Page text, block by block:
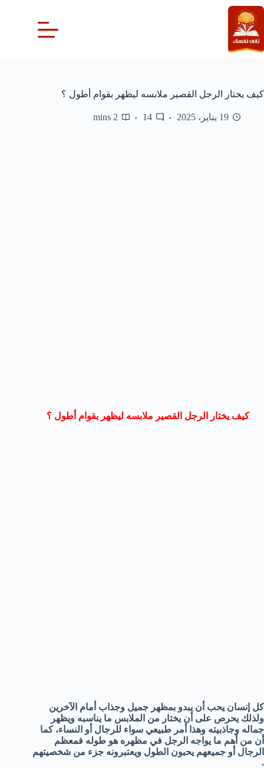
التجاوز
إلى
المحتوى
كيف يختار الرجل القصير ملابسه ليظهر بقوام أطول ؟
19 يناير، 2025 14
2 mins
كيف يختار الرجل القصير ملابسه ليظهر بقوام أطول ؟
كل إنسان يحب أن يبدو بمظهر جميل وجذاب أمام الآخرين
ولذلك يحرص على أن يختار من الملابس ما يناسبه ويظهر
جماله وجاذبيته وهذا أمر طبيعي سواء للرجال أو النساء، كما
أن من أهم ما يواجه الرجل في مظهره هو طوله فمعظم
الرجال أو جميعهم يحبون الطول ويعتبرونه جزء من شخصيتهم
.